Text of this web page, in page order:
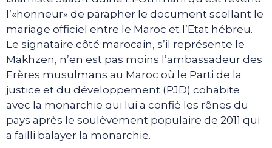
l’«honneur» de parapher le document scellant le
mariage officiel entre le Maroc et l’Etat hébreu.
Le signataire côté marocain, s’il représente le
Makhzen, n’en est pas moins l’ambassadeur des
Frères musulmans au Maroc où le Parti de la
justice et du développement (PJD) cohabite
avec la monarchie qui lui a confié les rênes du
pays après le soulèvement populaire de 2011 qui
a failli balayer la monarchie.